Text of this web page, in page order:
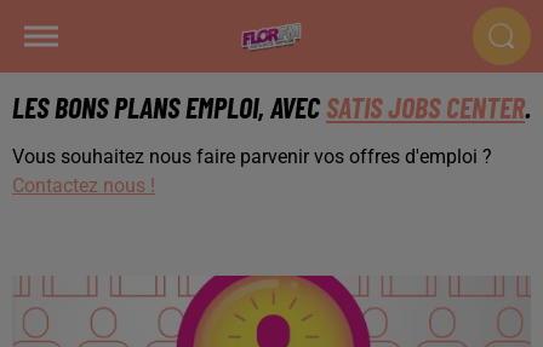
LES BONS PLANS EMPLOI, AVEC SATIS JOBS CENTER.
Vous souhaitez nous faire parvenir vos offres d'emploi ?
Contactez nous !